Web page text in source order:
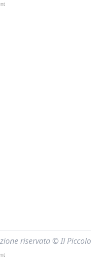
riservata © Il Piccolo